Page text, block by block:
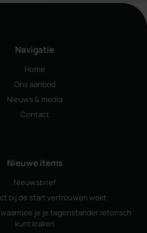
Navigatie
Home
Ons aanbod
Nieuws & media
Contact
Nieuwe items
Nieuwsbrief
bij de start vertrouwen wekt
je je tegenstander retorisch
kunt kraken